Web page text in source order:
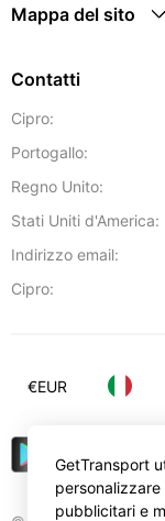
Mappa del sito
Contatti
Cipro:
Portogallo:
Regno Unito:
Stati Uniti d'America:
Indirizzo email:
Cipro:
€EUR
GetTransport
pubblicitari e